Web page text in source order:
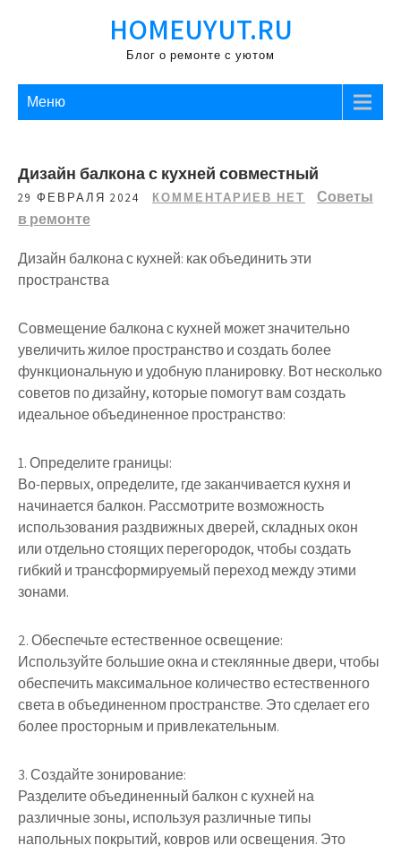
HOMEUYUT.RU
Блог о ремонте с уютом
Меню
Дизайн балкона с кухней совместный
29 ФЕВРАЛЯ 2024 КОММЕНТАРИЕВ НЕТ
Советы
в ремонте
Дизайн балкона с кухней: как объединить эти
пространства
Совмещение балкона с кухней может значительно
увеличить жилое пространство и создать более
функциональную и удобную планировку. Вот несколько
советов по дизайну, которые помогут вам создать
идеальное объединенное пространство:
1. Определите границы:
Во-первых, определите, где заканчивается кухня и
начинается балкон. Рассмотрите возможность
использования раздвижных дверей, складных окон
или отдельно стоящих перегородок, чтобы создать
гибкий и трансформируемый переход между этими
зонами.
2. Обеспечьте естественное освещение:
Используйте большие окна и стеклянные двери, чтобы
обеспечить максимальное количество естественного
света в объединенном пространстве. Это сделает его
более просторным и привлекательным.
3. Создайте зонирование:
Разделите объединенный балкон с кухней на
различные зоны, используя различные типы
напольных покрытий, ковров или освещения. Это